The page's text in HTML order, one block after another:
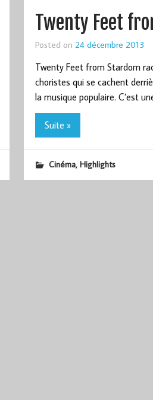
Twenty Feet
Posted on 24 décembre 2013
Twenty Feet from Stardom
choristes qui se cachent
la musique populaire. C’est
Suite »
Cinéma, Highlights